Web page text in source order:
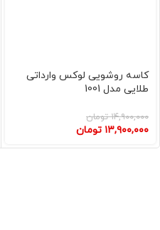
کاسه روشویی لوکس وارداتی
طلایی مدل 1001
۱۴,۹۰۰,۰۰۰ تومان
۱۳,۹۰۰,۰۰۰ تومان